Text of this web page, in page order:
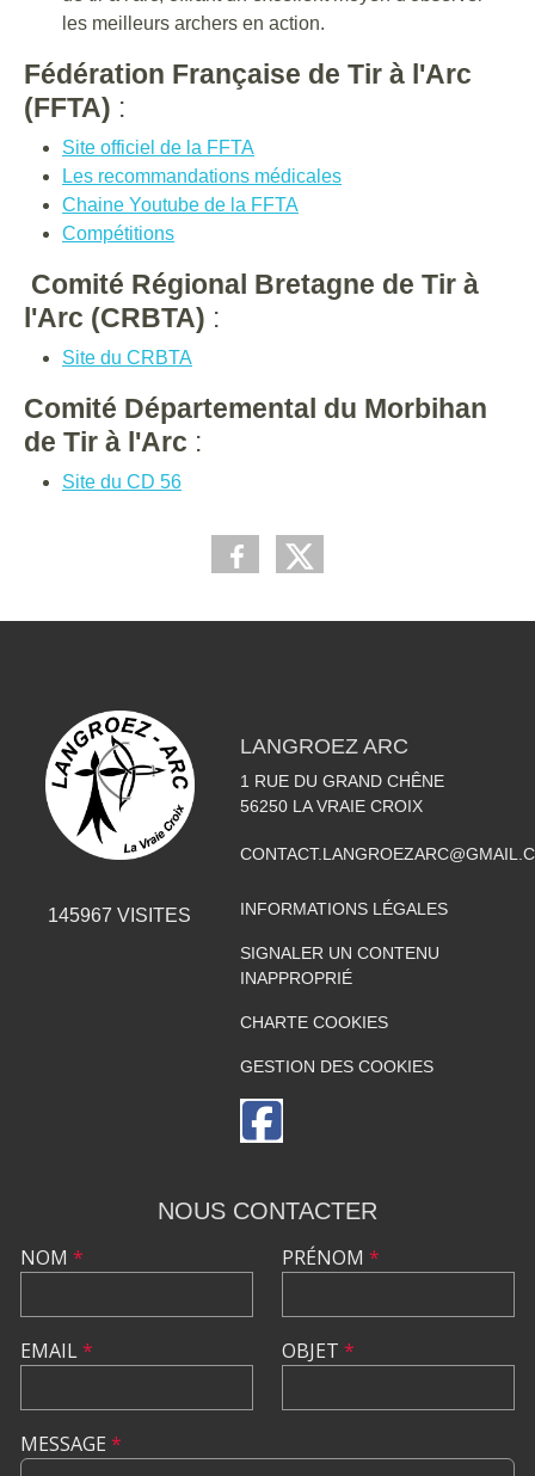
les meilleurs archers en action.
Fédération Française de Tir à l'Arc
(FFTA) :
Site officiel de la FFTA
Les recommandations médicales
Chaine Youtube de la FFTA
Compétitions
Comité Régional Bretagne de Tir à
l'Arc (CRBTA) :
Site du CRBTA
Comité Départemental du Morbihan
de Tir à l'Arc :
Site du CD 56
145967 VISITES
LANGROEZ ARC
1 RUE DU GRAND CHÊNE
56250 LA VRAIE CROIX
INFORMATIONS LÉGALES
SIGNALER UN CONTENU
INAPPROPRIÉ
CHARTE COOKIES
GESTION DES COOKIES
NOUS CONTACTER
NOM *
EMAIL*
PRÉNOM *
OBJET *
MESSAGE *